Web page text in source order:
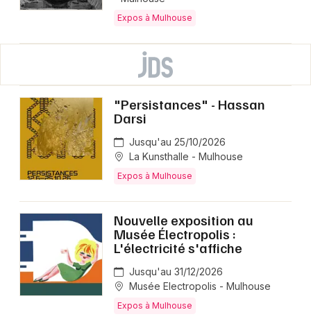
Expos à Mulhouse
"Persistances" - Hassan
Darsi
Jusqu'au 25/10/2026
La Kunsthalle - Mulhouse
Expos à Mulhouse
Nouvelle exposition au
Musée Électropolis :
L'électricité s'affiche
Jusqu'au 31/12/2026
Musée Electropolis - Mulhouse
Expos à Mulhouse